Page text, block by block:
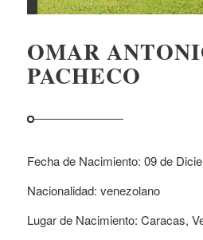
OMAR
PACHECO
Fecha de Nacimiento: 09 de
Nacionalidad: venezolano
Lugar de Nacimiento: Caracas,